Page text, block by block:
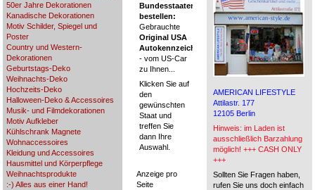
50er Jahre Dekorationen
Kanadische Dekorationen
Motiv Schilder, Spiegel und
Poster
Country und Western-
Dekorationen
Geburtstags-Deko
Weihnachts-Deko
Hochzeits-Deko
Halloween-Deko & Accessoires
Musik- und Filmdekorationen
Motiv Aufkleber
Kühlschrank Magnete
Wohnaccessoires
Kleidung und Accessoires
Hausmittel und Körperpflege
Weihnachtsprodukte
:-) Alles aus einer Hand!
AMERICAN LIFESTYLE
Attilastr. 177
12105 Berlin
Hinweis: im Laden ist
ausschließlich Barzahlung
möglich! +++ CASH ONLY
+++
Sollten Sie Fragen haben,
rufen Sie uns doch einfach
Bundesstaaten
bestellen:
Gebrauchte
Original USA
Autokennzeichen
- vom US-Car
zu Ihnen...
Klicken Sie auf
den
gewünschten
Staat und
treffen Sie
dann Ihre
Auswahl.
Anzeige pro
Seite